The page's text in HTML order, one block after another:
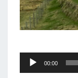
Audio-
Player
00:00